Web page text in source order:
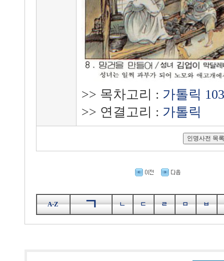
>> 목차고리 : 가톨릭
>> 연결고리 : 가톨릭
A-Z ㄱ ㄴ ㄷ ㄹ ㅁ ㅂ